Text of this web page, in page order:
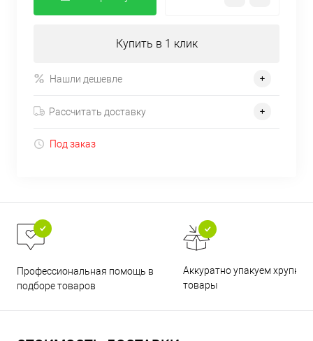
Купить в 1 клик
Нашли дешевле
Рассчитать доставку
Под заказ
Профессиональная помощь в
подборе товаров
Аккуратно упакуем хрупкие
товары